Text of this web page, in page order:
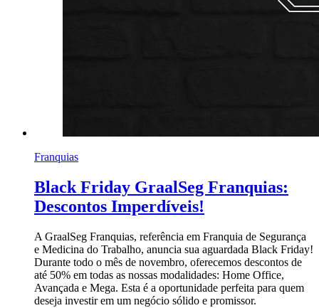
Franquias
Black Friday GraalSeg Franquias:
Descontos Imperdíveis!
A GraalSeg Franquias, referência em Franquia de Segurança
e Medicina do Trabalho, anuncia sua aguardada Black Friday!
Durante todo o mês de novembro, oferecemos descontos de
até 50% em todas as nossas modalidades: Home Office,
Avançada e Mega. Esta é a oportunidade perfeita para quem
deseja investir em um negócio sólido e promissor.